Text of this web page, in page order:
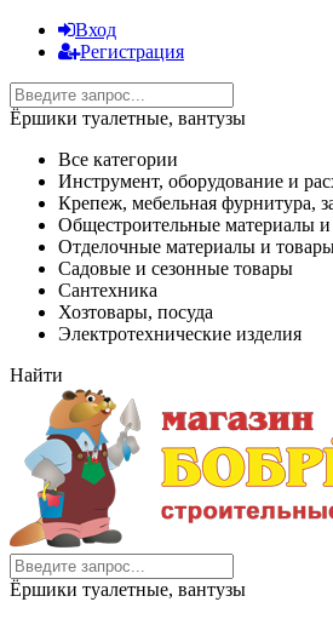
Вход
Регистрация
Ёршики туалетные, вантузы
Все категории
Инструмент, оборудование и
Крепеж, мебельная фурнитура,
Общестроительные материалы
Отделочные материалы и
Садовые и сезонные товары
Сантехника
Хозтовары, посуда
Электротехнические изделия
Найти
Ёршики туалетные, вантузы